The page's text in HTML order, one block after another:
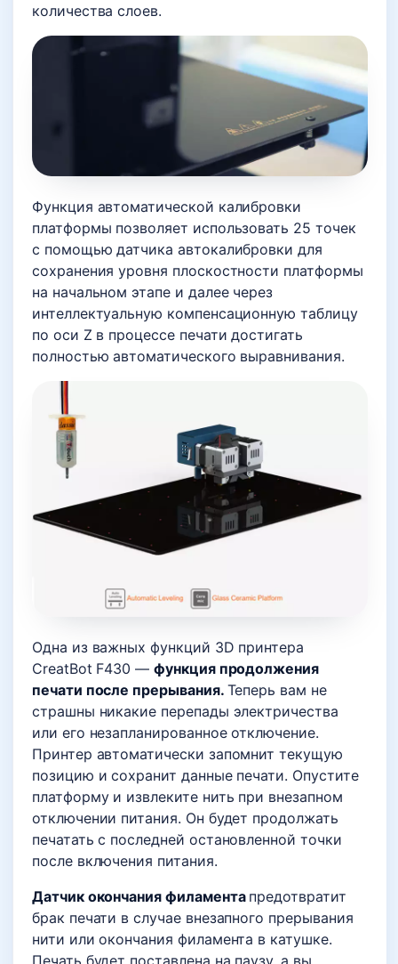
количества слоев.
Функция автоматической калибровки
платформы позволяет использовать 25 точек
с помощью датчика автокалибровки для
сохранения уровня плоскостности платформы
на начальном этапе и далее через
интеллектуальную компенсационную таблицу
по оси Z в процессе печати достигать
полностью автоматического выравнивания.
Одна из важных функций 3D принтера
CreatBot F430 —функция продолжения
печати после прерывания. Теперь вам не
страшны никакие перепады электричества
или его незапланированное отключение.
Принтер автоматически запомнит текущую
позицию и сохранит данные печати. Опустите
платформу и извлеките нить при внезапном
отключении питания. Он будет продолжать
печатать с последней остановленной точки
после включения питания.
Датчик окончания филамента предотвратит
брак печати в случае внезапного прерывания
нити или окончания филамента в катушке.
Печать будет поставлена на паузу, а вы